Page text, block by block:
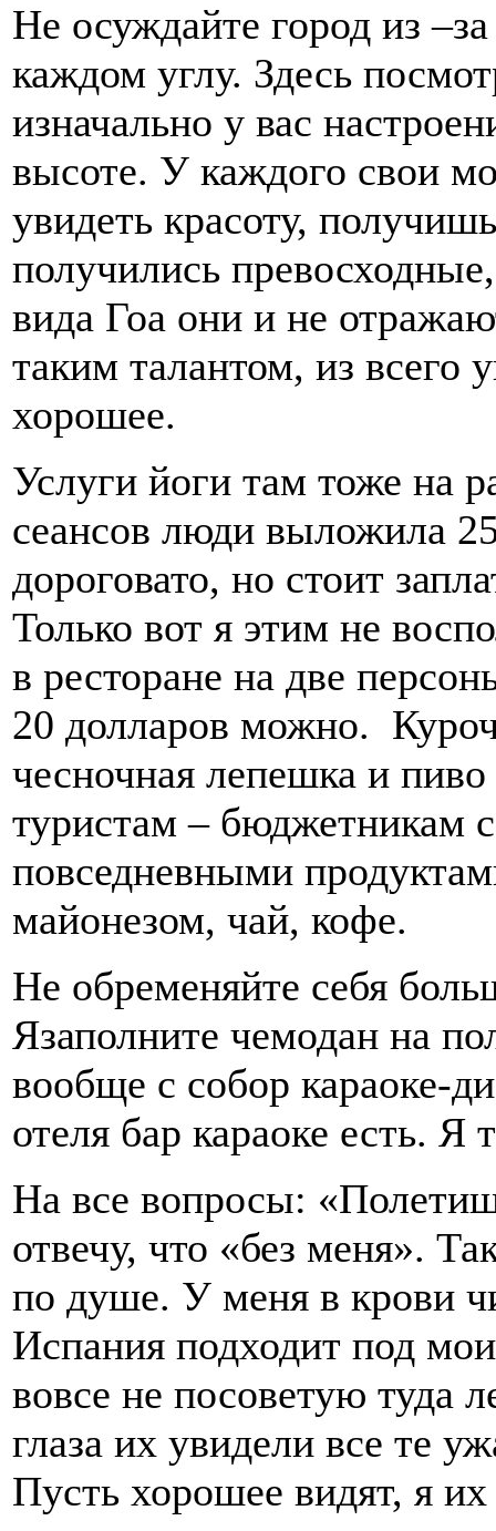
Не осуждайте город из
каждом углу. Здесь
изначально у вас
высоте. У каждого свои
увидеть красоту,
получились
вида Гоа они и не
таким талантом, из всего
хорошее.
Услуги йоги там тоже на
сеансов люди выложила
дороговато, но стоит
Только вот я этим не
в ресторане на две
20 долларов можно.
чесночная лепешка и
туристам – бюджетникам
повседневными
майонезом, чай, кофе.
Не обременяйте себя
Язаполните чемодан на
вообще с собор караоке-
отеля бар караоке есть. Я
На все вопросы:
отвечу, что «без меня».
по душе. У меня в крови
Испания подходит под
вовсе не посоветую туда
глаза их увидели все те
Пусть хорошее видят, я их